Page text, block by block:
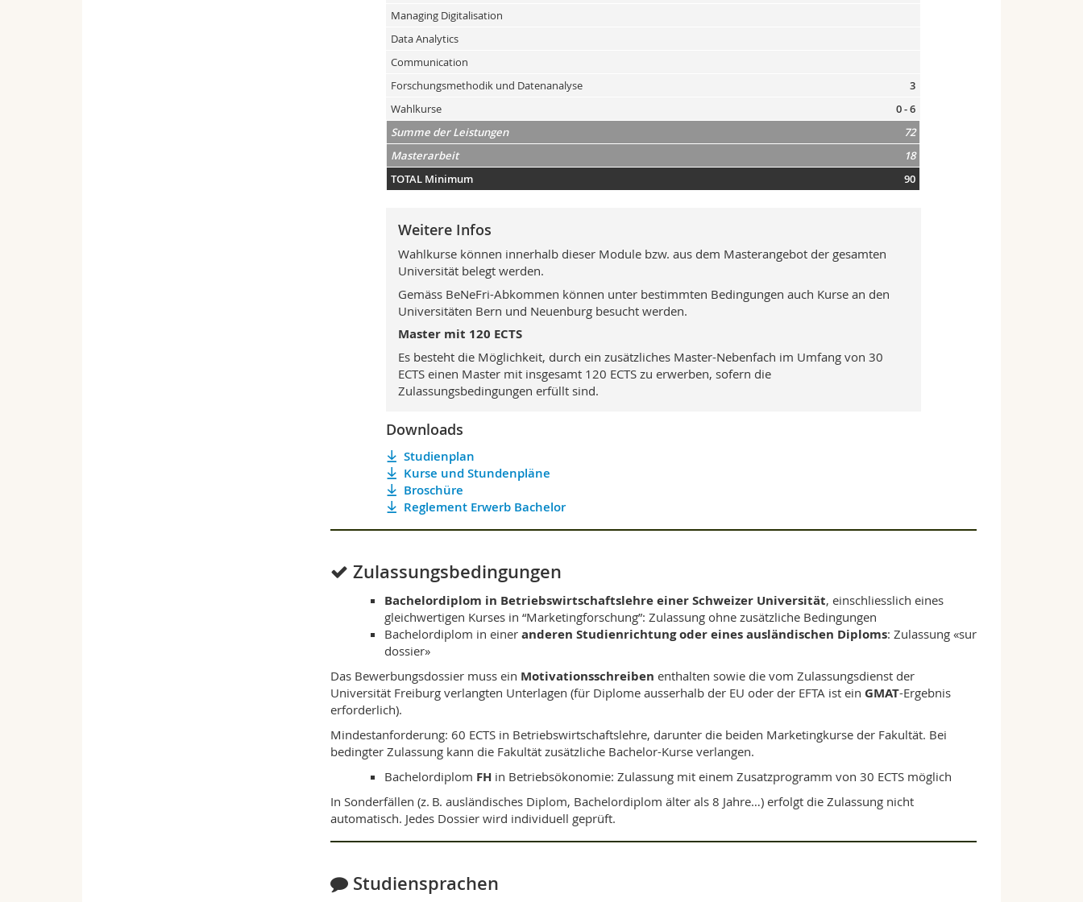
Managing Digitalisation
Data Analytics
Communication
Forschungsmethodik und Datenanalyse
3
Wahlkurse
0 - 6
Summe der Leistungen
72
Masterarbeit
18
TOTAL Minimum
90
Weitere Infos
Wahlkurse können innerhalb dieser Module bzw. aus dem Masterangebot der gesamten
Universität belegt werden.
Gemäss BeNeFri-Abkommen können unter bestimmten Bedingungen auch Kurse an den
Universitäten Bern und Neuenburg besucht werden.
Master mit 120 ECTS
Es besteht die Möglichkeit, durch ein zusätzliches Master-Nebenfach im Umfang von 30
ECTS einen Master mit insgesamt 120 ECTS zu erwerben, sofern die
Zulassungsbedingungen erfüllt sind.
Downloads
Studienplan
Kurse und Stundenpläne
Broschüre
Reglement Erwerb Bachelor
Zulassungsbedingungen
Bachelordiplom in Betriebswirtschaftslehre einerSchweizer Universität, einschliesslich eines
gleichwertigen Kurses in “Marketingforschung”: Zulassung ohne zusätzliche Bedingungen
Bachelordiplom in einer anderen Studienrichtung oder eines ausländischen Diploms: Zulassung «sur
dossier»
Das Bewerbungsdossier muss ein Motivationsschreiben enthalten sowie die vom Zulassungsdienst der
Universität Freiburg verlangten Unterlagen (für Diplome ausserhalb der EU oder der EFTA ist ein GMAT-Ergebnis
erforderlich).
Mindestanforderung: 60 ECTS in Betriebswirtschaftslehre, darunter die beiden Marketingkurse der Fakultät. Bei
bedingter Zulassung kann die Fakultät zusätzliche Bachelor-Kurse verlangen.
Bachelordiplom FH in Betriebsökonomie: Zulassung mit einem Zusatzprogramm von 30 ECTS möglich
In Sonderfällen (z. B. ausländisches Diplom, Bachelordiplom älter als 8 Jahre…) erfolgt die Zulassung nicht
automatisch. Jedes Dossier wird individuell geprüft.
Studien­sprachen